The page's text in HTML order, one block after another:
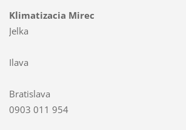
Klimatizacia Mirec
Jelka
Ilava
Bratislava
0903 011 954